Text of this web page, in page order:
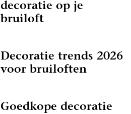
decoratie op je
bruiloft
Decoratie trends 2026
voor bruiloften
Goedkope decoratie